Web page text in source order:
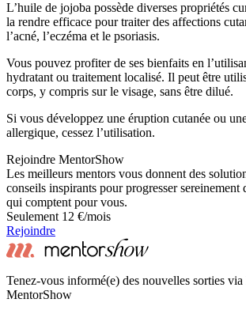
L’huile de jojoba possède diverses propriétés
la rendre efficace pour traiter des affections
l’acné, l’eczéma et le psoriasis.
Vous pouvez profiter de ses bienfaits en
hydratant ou traitement localisé. Il peut être
corps, y compris sur le visage, sans être dilué.
Si vous développez une éruption cutanée ou
allergique, cessez l’utilisation.
Rejoindre MentorShow
Les meilleurs mentors vous donnent des
conseils inspirants pour progresser sereinement
qui comptent pour vous.
Seulement 12 €/mois
Rejoindre
Tenez-vous informé(e) des nouvelles sorties
MentorShow